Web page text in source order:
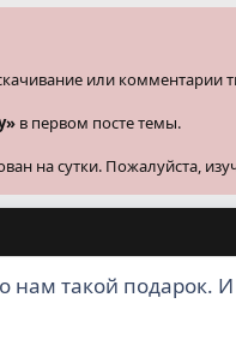
или комментарии
в первом посте темы.
на сутки. Пожалуйста,
нам такой подарок. И